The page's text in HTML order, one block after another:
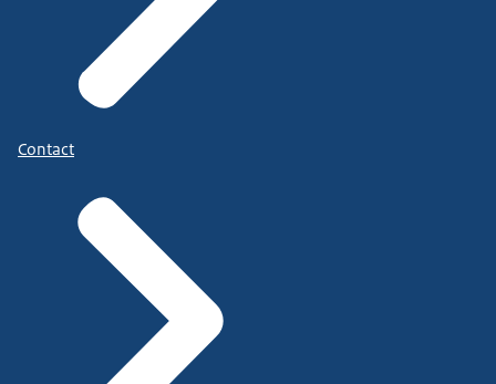
Contact